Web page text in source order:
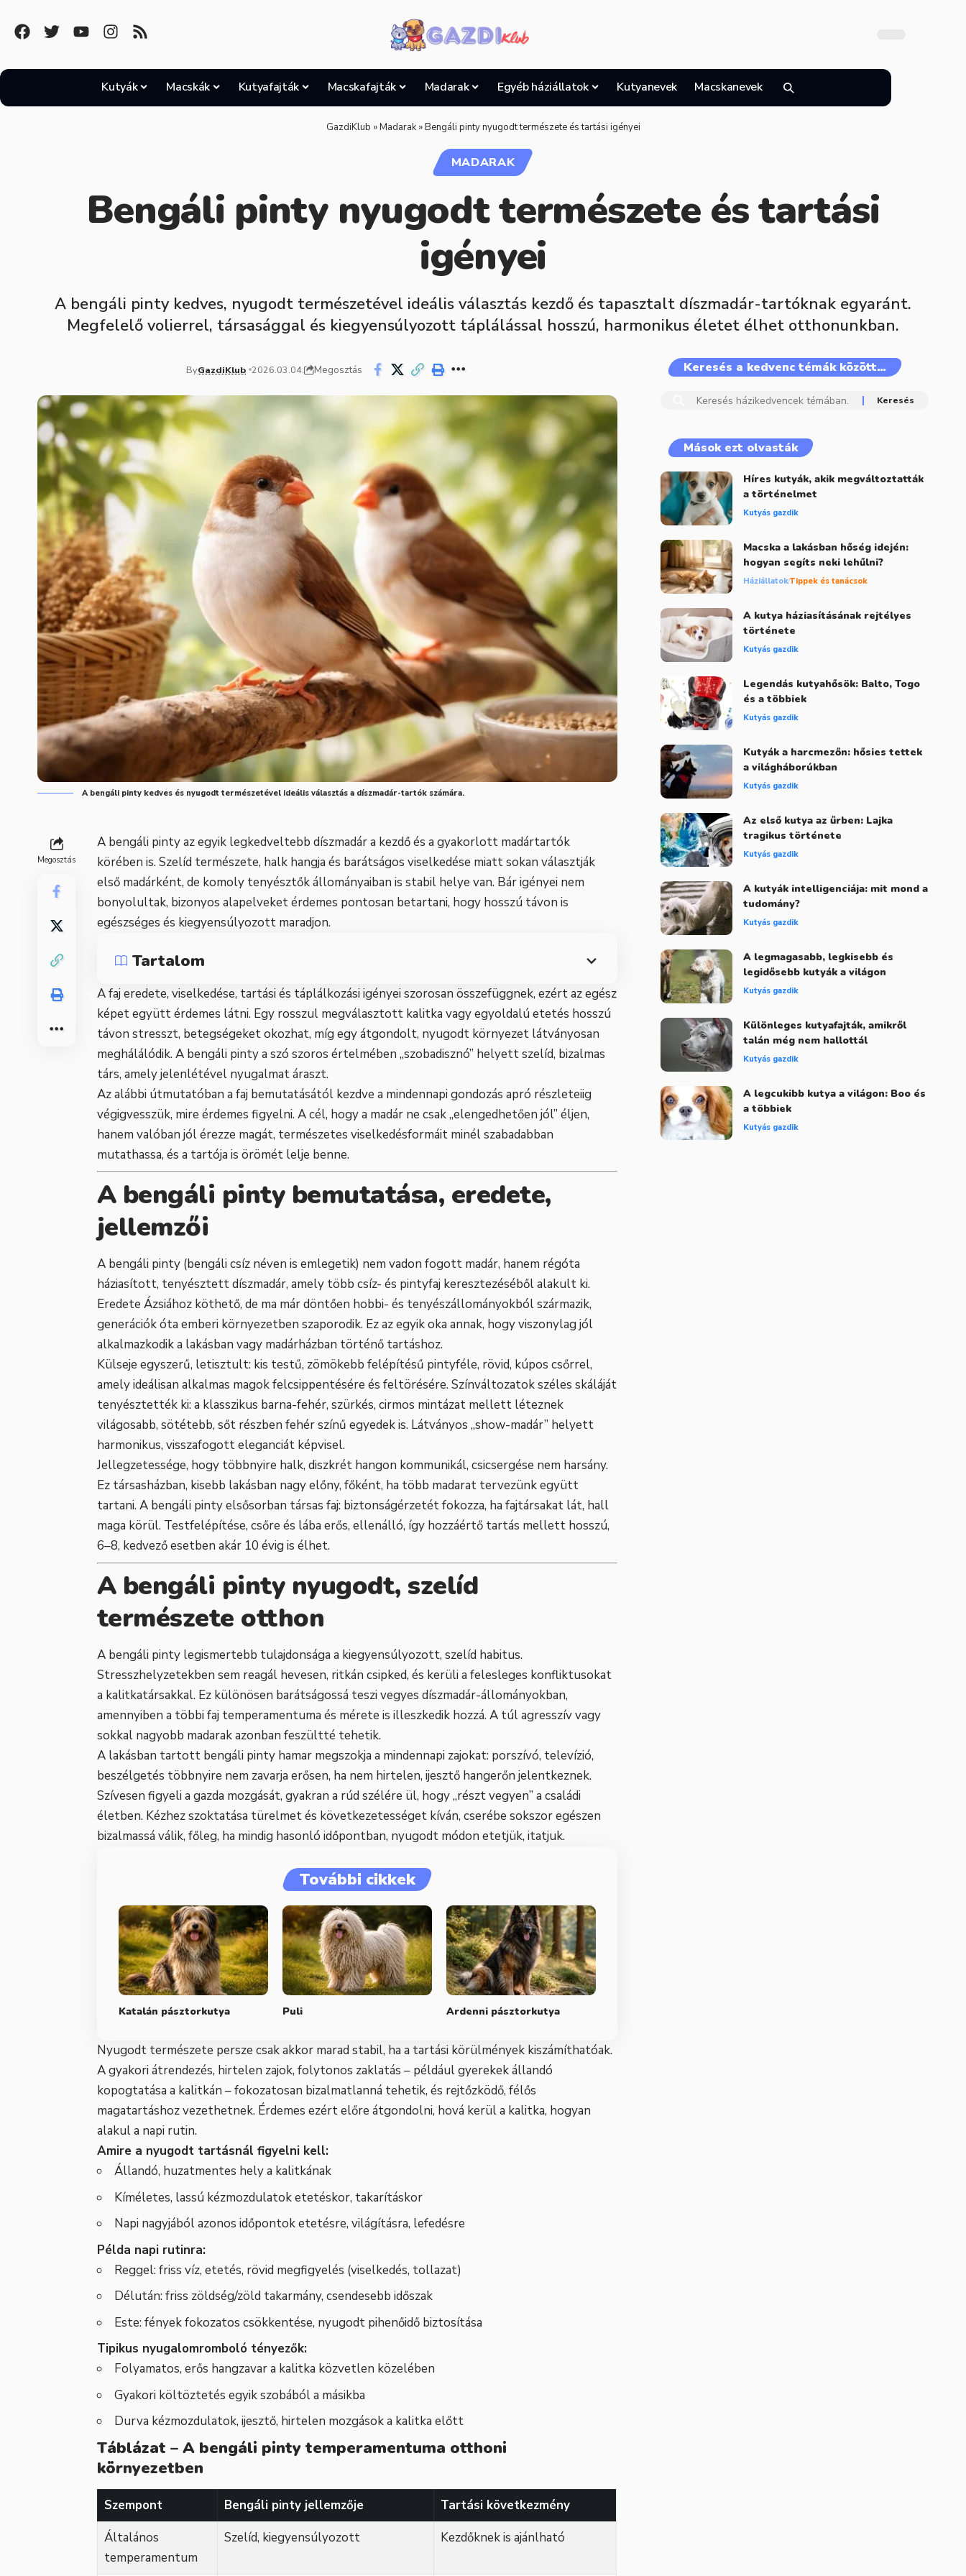
Kutyák Macskák Kutyafajták Macskafajták Madarak Egyéb háziállatok Kutyanevek Macskanevek
GazdiKlub »Madarak»Bengáli pinty nyugodt természete és tartási igényei
MADARAK
Bengáli pinty nyugodt természete és tartási
igényei
A bengáli pinty kedves, nyugodt természetével ideális választás kezdő és tapasztalt díszmadár-tartóknak egyaránt.
Megfelelő volierrel, társasággal és kiegyensúlyozott táplálással hosszú, harmonikus életet élhet otthonunkban.
ByGazdiKlub 2026.03.04. Megosztás
A bengáli pinty kedves és nyugodt természetével ideális választás a díszmadár-tartók számára.
Megosztás
A bengáli pinty az egyik legkedveltebb díszmadár a kezdő és a gyakorlott madártartók
körében is. Szelíd természete, halk hangja és barátságos viselkedése miatt sokan választják
első madárként, de komoly tenyésztők állományaiban is stabil helye van. Bár igényei nem
bonyolultak, bizonyos alapelveket érdemes pontosan betartani, hogy hosszú távon is
egészséges és kiegyensúlyozott maradjon.
Tartalom
A faj eredete, viselkedése, tartási és táplálkozási igényei szorosan összefüggnek, ezért az egész
képet együtt érdemes látni. Egy rosszul megválasztott kalitka vagy egyoldalú etetés hosszú
távon stresszt, betegségeket okozhat, míg egy átgondolt, nyugodt környezet látványosan
meghálálódik. A bengáli pinty a szó szoros értelmében „szobadisznó” helyett szelíd, bizalmas
társ, amely jelenlétével nyugalmat áraszt.
Az alábbi útmutatóban a faj bemutatásától kezdve a mindennapi gondozás apró részleteiig
végigvesszük, mire érdemes figyelni. A cél, hogy a madár ne csak „elengedhetően jól” éljen,
hanem valóban jól érezze magát, természetes viselkedésformáit minél szabadabban
mutathassa, és a tartója is örömét lelje benne.
A bengáli pinty bemutatása, eredete,
jellemzői
A bengáli pinty (bengáli csíz néven is emlegetik) nem vadon fogott madár, hanem régóta
háziasított, tenyésztett díszmadár, amely több csíz- és pintyfaj keresztezéséből alakult ki.
Eredete Ázsiához köthető, de ma már döntően hobbi- és tenyészállományokból származik,
generációk óta emberi környezetben szaporodik. Ez az egyik oka annak, hogy viszonylag jól
alkalmazkodik a lakásban vagy madárházban történő tartáshoz.
Külseje egyszerű, letisztult: kis testű, zömökebb felépítésű pintyféle, rövid, kúpos csőrrel,
amely ideálisan alkalmas magok felcsippentésére és feltörésére. Színváltozatok széles skáláját
tenyésztették ki: a klasszikus barna-fehér, szürkés, cirmos mintázat mellett léteznek
világosabb, sötétebb, sőt részben fehér színű egyedek is. Látványos „show-madár” helyett
harmonikus, visszafogott eleganciát képvisel.
Jellegzetessége, hogy többnyire halk, diszkrét hangon kommunikál, csicsergése nem harsány.
Ez társasházban, kisebb lakásban nagy előny, főként, ha több madarat tervezünk együtt
tartani. A bengáli pinty elsősorban társas faj: biztonságérzetét fokozza, ha fajtársakat lát, hall
maga körül. Testfelépítése, csőre és lába erős, ellenálló, így hozzáértő tartás mellett hosszú,
6–8, kedvező esetben akár 10 évig is élhet.
A bengáli pinty nyugodt, szelíd
természete otthon
A bengáli pinty legismertebb tulajdonsága a kiegyensúlyozott, szelíd habitus.
Stresszhelyzetekben sem reagál hevesen, ritkán csipked, és kerüli a felesleges konfliktusokat
a kalitkatársakkal. Ez különösen barátságossá teszi vegyes díszmadár-állományokban,
amennyiben a többi faj temperamentuma és mérete is illeszkedik hozzá. A túl agresszív vagy
sokkal nagyobb madarak azonban feszültté tehetik.
A lakásban tartott bengáli pinty hamar megszokja a mindennapi zajokat: porszívó, televízió,
beszélgetés többnyire nem zavarja erősen, ha nem hirtelen, ijesztő hangerőn jelentkeznek.
Szívesen figyeli a gazda mozgását, gyakran a rúd szélére ül, hogy „részt vegyen” a családi
életben. Kézhez szoktatása türelmet és következetességet kíván, cserébe sokszor egészen
bizalmassá válik, főleg, ha mindig hasonló időpontban, nyugodt módon etetjük, itatjuk.
További cikkek
Katalán pásztorkutya Puli Ardenni pásztorkutya
Nyugodt természete persze csak akkor marad stabil, ha a tartási körülmények kiszámíthatóak.
A gyakori átrendezés, hirtelen zajok, folytonos zaklatás – például gyerekek állandó
kopogtatása a kalitkán – fokozatosan bizalmatlanná tehetik, és rejtőzködő, félős
magatartáshoz vezethetnek. Érdemes ezért előre átgondolni, hová kerül a kalitka, hogyan
alakul a napi rutin.
Amire a nyugodt tartásnál figyelni kell:
Állandó, huzatmentes hely a kalitkának
Kíméletes, lassú kézmozdulatok etetéskor, takarításkor
Napi nagyjából azonos időpontok etetésre, világításra, lefedésre
Példa napi rutinra:
Reggel: friss víz, etetés, rövid megfigyelés (viselkedés, tollazat)
Délután: friss zöldség/zöld takarmány, csendesebb időszak
Este: fények fokozatos csökkentése, nyugodt pihenőidő biztosítása
Tipikus nyugalomromboló tényezők:
Folyamatos, erős hangzavar a kalitka közvetlen közelében
Gyakori költöztetés egyik szobából a másikba
Durva kézmozdulatok, ijesztő, hirtelen mozgások a kalitka előtt
Táblázat – A bengáli pinty temperamentuma otthoni
környezetben
Szempont Bengáli pinty jellemzője
Tartási következmény
Általános
temperamentum
Szelíd, kiegyensúlyozott Kezdőknek is ajánlható
Keresés a kedvenc témák között…
Mások ezt olvasták
Híres kutyák, akik megváltoztatták
a történelmet
Kutyás gazdik
Macska a lakásban hőség idején:
hogyan segíts neki lehűlni?
HáziállatokTippek és tanácsok
A kutya háziasításának rejtélyes
története
Kutyás gazdik
Legendás kutyahősök: Balto, Togo
és a többiek
Kutyás gazdik
Kutyák a harcmezőn: hősies tettek
a világháborúkban
Kutyás gazdik
Az első kutya az űrben: Lajka
tragikus története
Kutyás gazdik
A kutyák intelligenciája: mit mond a
tudomány?
Kutyás gazdik
A legmagasabb, legkisebb és
legidősebb kutyák a világon
Kutyás gazdik
Különleges kutyafajták, amikről
talán még nem hallottál
Kutyás gazdik
A legcukibb kutya a világon: Boo és
a többiek
Kutyás gazdik